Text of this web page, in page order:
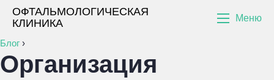
ОФТАЛЬМОЛОГИЧЕСКАЯ
КЛИНИКА
Меню
Блог ›
Организация